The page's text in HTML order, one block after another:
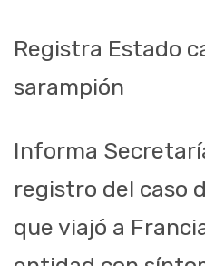
Registra Estado
sarampión
Informa
registro del caso
que viajó a